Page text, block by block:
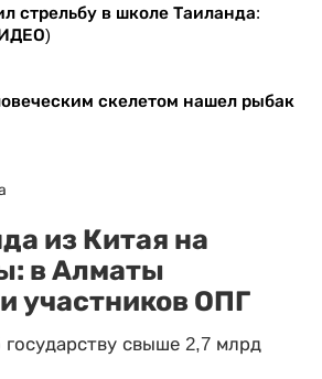
стрельбу в школе Таиланда:
скелетом нашел рыбак
из Китая на
в Алматы
участников ОПГ
свыше 2,7 млрд